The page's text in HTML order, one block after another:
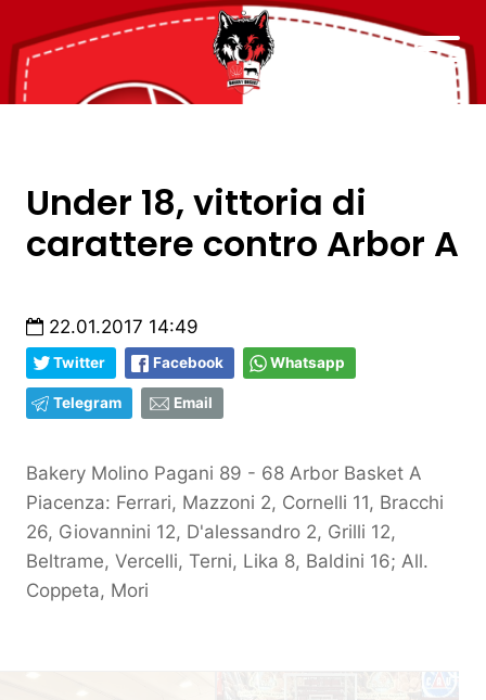
Under 18, vittoria di
carattere contro Arbor A
22.01.2017 14:49
Twitter Facebook Whatsapp
Telegram Email
Bakery Molino Pagani 89 - 68 Arbor Basket A
Piacenza: Ferrari, Mazzoni 2, Cornelli 11, Bracchi
26, Giovannini 12, D'alessandro 2, Grilli 12,
Beltrame, Vercelli, Terni, Lika 8, Baldini 16; All.
Coppeta, Mori